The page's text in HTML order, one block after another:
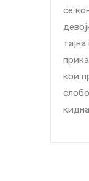
се
кои